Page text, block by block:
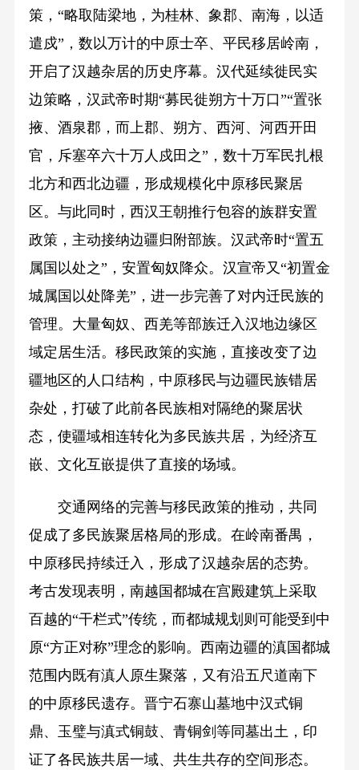
策，“略取陆梁地，为桂林、象郡、南海，以适
遣戍”，数以万计的中原士卒、平民移居岭南，
开启了汉越杂居的历史序幕。汉代延续徙民实
边策略，汉武帝时期“募民徙朔方十万口”“置张
掖、酒泉郡，而上郡、朔方、西河、河西开田
官，斥塞卒六十万人戍田之”，数十万军民扎根
北方和西北边疆，形成规模化中原移民聚居
区。与此同时，西汉王朝推行包容的族群安置
政策，主动接纳边疆归附部族。汉武帝时“置五
属国以处之”，安置匈奴降众。汉宣帝又“初置金
城属国以处降羌”，进一步完善了对内迁民族的
管理。大量匈奴、西羌等部族迁入汉地边缘区
域定居生活。移民政策的实施，直接改变了边
疆地区的人口结构，中原移民与边疆民族错居
杂处，打破了此前各民族相对隔绝的聚居状
态，使疆域相连转化为多民族共居，为经济互
嵌、文化互嵌提供了直接的场域。
交通网络的完善与移民政策的推动，共同
促成了多民族聚居格局的形成。在岭南番禺，
中原移民持续迁入，形成了汉越杂居的态势。
考古发现表明，南越国都城在宫殿建筑上采取
百越的“干栏式”传统，而都城规划则可能受到中
原“方正对称”理念的影响。西南边疆的滇国都城
范围内既有滇人原生聚落，又有沿五尺道南下
的中原移民遗存。晋宁石寨山墓地中汉式铜
鼎、玉璧与滇式铜鼓、青铜剑等同墓出土，印
证了各民族共居一域、共生共存的空间形态。